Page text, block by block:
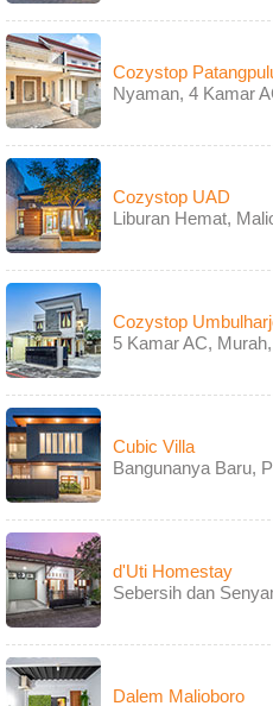
Cozystop
Nyaman, 4 Kamar
Cozystop UAD
Liburan Hemat,
Cozystop
5 Kamar AC,
Cubic Villa
Bangunanya Baru,
d'Uti Homestay
Sebersih dan
Dalem Malioboro